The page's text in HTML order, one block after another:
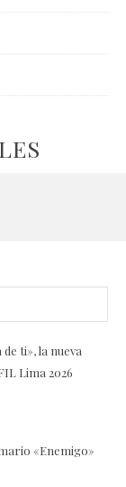
ti», la nueva
Lima 2026
«Enemigo»